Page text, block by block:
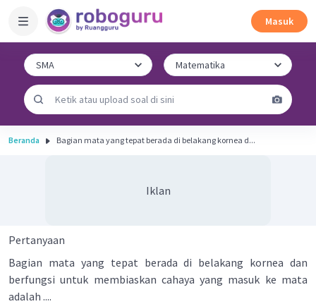
Masuk
Beranda Bagian mata yang tepat berada di belakang kornea d...
Iklan
Pertanyaan
Bagian mata yang tepat berada di belakang kornea dan
berfungsi untuk membiaskan cahaya yang masuk ke mata
adalah ....